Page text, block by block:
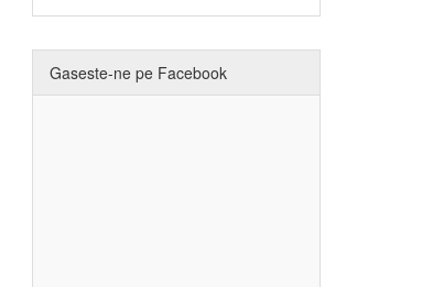
Gaseste-ne pe Facebook